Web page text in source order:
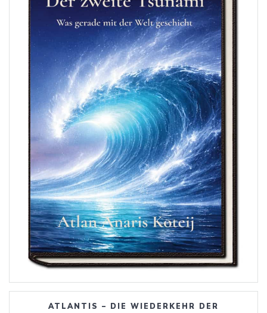
ATLANTIS – DIE WIEDERKEHR DER